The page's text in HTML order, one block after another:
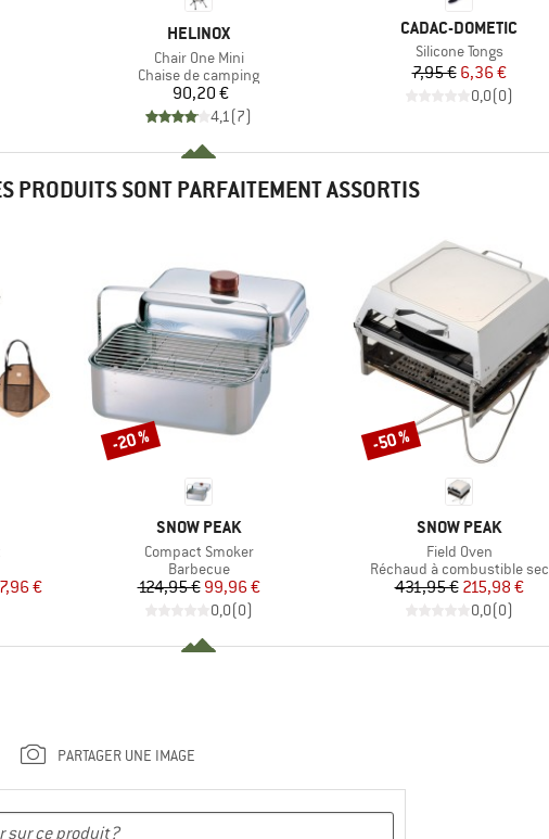
MARQUE
HELINOX
Article
Chair One Mini
Product group
Chaise de camping
Prix
90,20 €
4,1(7)
MARQUE
CADAC-DOMETIC
Article
Silicone Tongs
Prix
7,95 € Prix réduit
6,36 €
0,0(0)
PRODUITS SONT PARFAITEMENT ASSORTIS
€
MARQUE
SNOW PEAK
Article
Compact Smoker
Product group
Barbecue
Prix
124,95 €Prix réduit
99,96 €
0,0(0)
Remise
-20 %
MARQUE
SNOW PEAK
Article
Field Oven
Product group
Réchaud à combustible sec
Prix
431,95 €Prix réduit
215,98 €
0,0(0)
Remise
-50 %
PARTAGER UNE IMAGE